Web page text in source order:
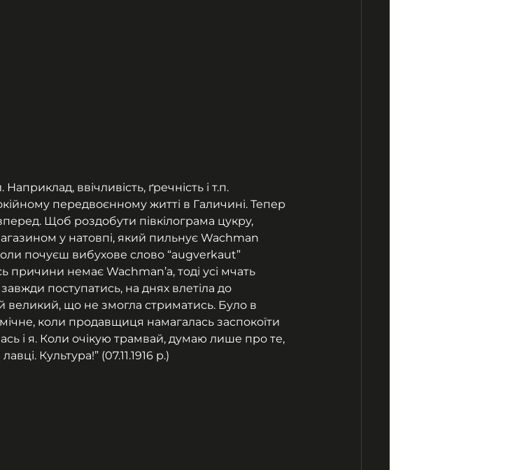
ввічливість, ґречність і т.п.
передвоєнному житті в Галичині. Тепер
Щоб роздобути півкілограма цукру,
у натовпі, який пильнує Wachman
почуєш вибухове слово “augverkaut”
причини немає Wachman’а, тоді усі мчать
поступатись, на днях влетіла до
великий, що не змогла стриматись. Було в
коли продавщиця намагалась заспокоїти
і я. Коли очікую трамвай, думаю лише про те,
Культура!” (07.11.1916 р.)